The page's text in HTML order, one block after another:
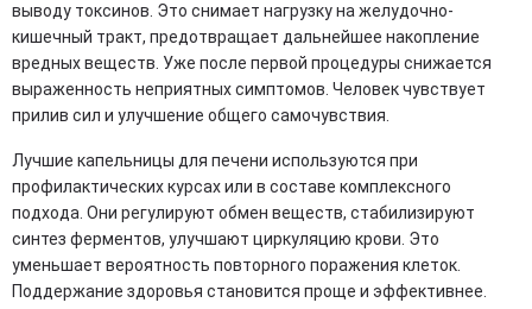
выводу токсинов. Это снимает нагрузку на желудочно-
кишечный тракт, предотвращает дальнейшее накопление
вредных веществ. Уже после первой процедуры снижается
выраженность неприятных симптомов. Человек чувствует
прилив сил и улучшение общего самочувствия.
Лучшие капельницы для печени используются при
профилактических курсах или в составе комплексного
подхода. Они регулируют обмен веществ, стабилизируют
синтез ферментов, улучшают циркуляцию крови. Это
уменьшает вероятность повторного поражения клеток.
Поддержание здоровья становится проще и эффективнее.